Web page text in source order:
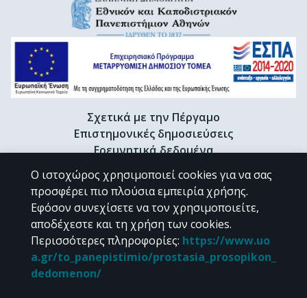
Σχετικά με την Πέργαμο
Επιστημονικές δημοσιεύσεις
Ερευνητικά δεδομένα
Διδακτορικές διατριβές & Γκρίζα βιβλιογραφία
Προφίλ Ερευνητή
CC BY-NC 4.0
Εκτός αν αναφέρεται διαφορετικά, το υλικό της "Περγάμου" διατίθεται
Ο ιστοχώρος χρησιμοποιεί cookies για να σας
προσφέρει πιο πλούσια εμπειρία χρήσης.
Εφόσον συνεχίσετε να τον χρησιμοποιείτε,
αποδέχεστε και τη χρήση των cookies.
Περισσότερες πληροφορίες: https://www.uo
a.gr/to_panepistimio/prostasia_prosopikon_
dedomenon/